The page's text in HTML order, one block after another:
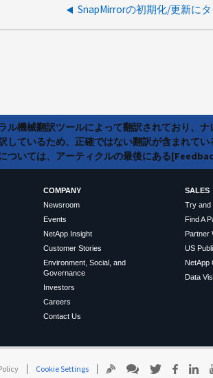
SnapMirrorの初期化/更新に
ル機械翻訳ツールによって翻訳されており、
しているため、正確ではない翻訳が含まれて
ついては、アーティクルの最後にある
COMPANY
Newsroom
Events
NetApp Insight
Customer Stories
Environment, Social, and
Governance
Investors
Careers
Contact Us
SALES
Try and
Find A
Partner
US
NetApp
Data
Cookie Settings